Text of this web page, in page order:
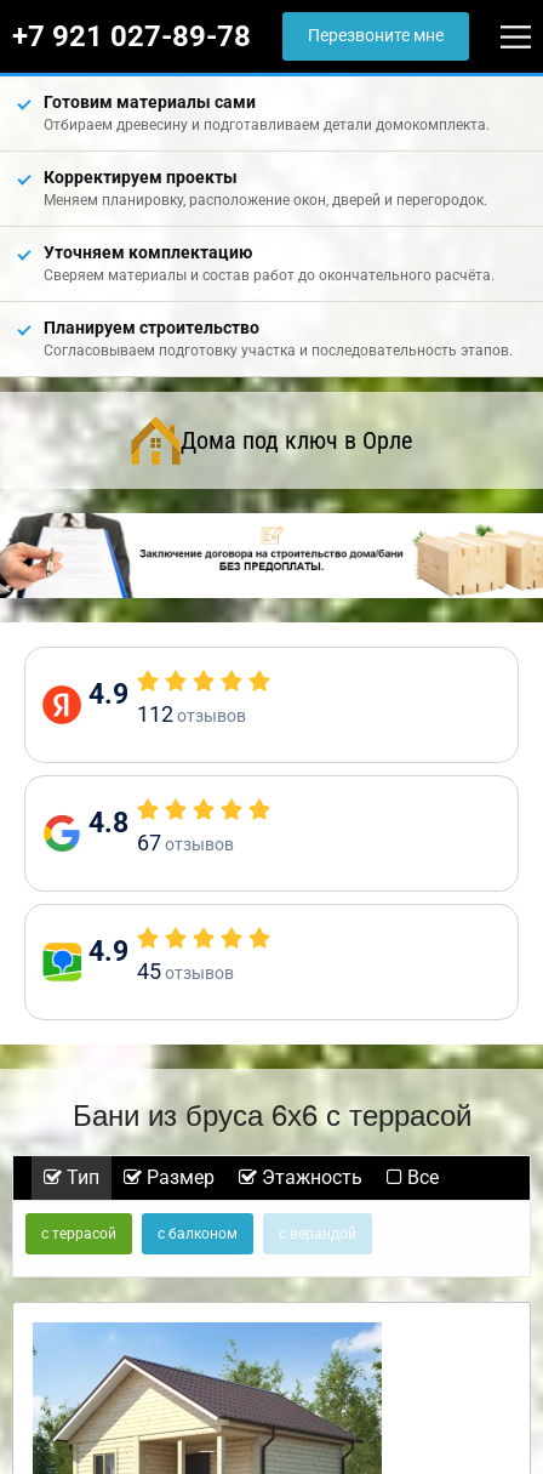
+7 921 027-89-78 Перезвоните мне
Готовим материалы сами
Отбираем древесину и подготавливаем детали домокомплекта.
Корректируем проекты
Меняем планировку, расположение окон, дверей и перегородок.
Уточняем комплектацию
Сверяем материалы и состав работ до окончательного расчёта.
Планируем строительство
Согласовываем подготовку участка и последовательность этапов.
Дома под ключ в Орле
4.9
112отзывов
4.8
67отзывов
4.9
45отзывов
Бани из бруса 6х6 с террасой
Тип Размер Этажность Все
с террасой с балконом с верандой